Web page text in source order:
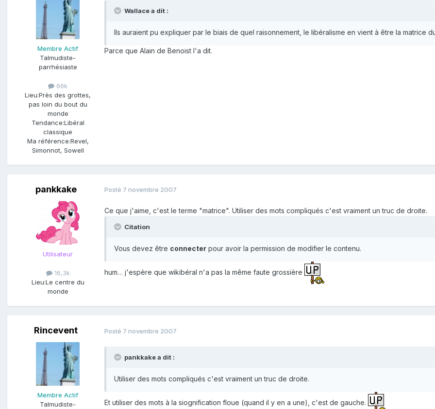
Membre Actif
Talmudiste-
parrhésiaste
66k
Lieu:Près des grottes,
pas loin du bout du
monde
Tendance:Libéral
classique
Ma référence:Revel,
Simonnot, Sowell
Wallace a dit :
Ils auraient pu expliquer par le biais de quel raisonnement, le libéralisme en vient à être la matrice
Parce que Alain de Benoist l'a dit.
pankkake
Utilisateur
16,3k
Lieu:Le centre du
monde
Posté 7 novembre 2007
Ce que j'aime, c'est le terme "matrice". Utiliser des mots compliqués c'est vraiment un truc de droite.
Citation
Vous devez être connecter pour avoir la permission de modifier le contenu.
hum… j'espère que wikibéral n'a pas la même faute grossière
Rincevent
Membre Actif
Talmudiste-
Posté 7 novembre 2007
pankkake a dit :
Utiliser des mots compliqués c'est vraiment un truc de droite.
Et utiliser des mots à la siognification floue (quand il y en a une), c'est de gauche.